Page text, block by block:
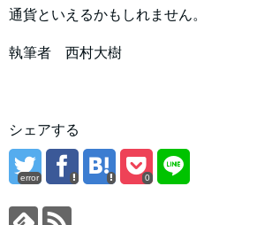
通貨といえるかもしれません。
執筆者 西村大樹
シェアする
error 0